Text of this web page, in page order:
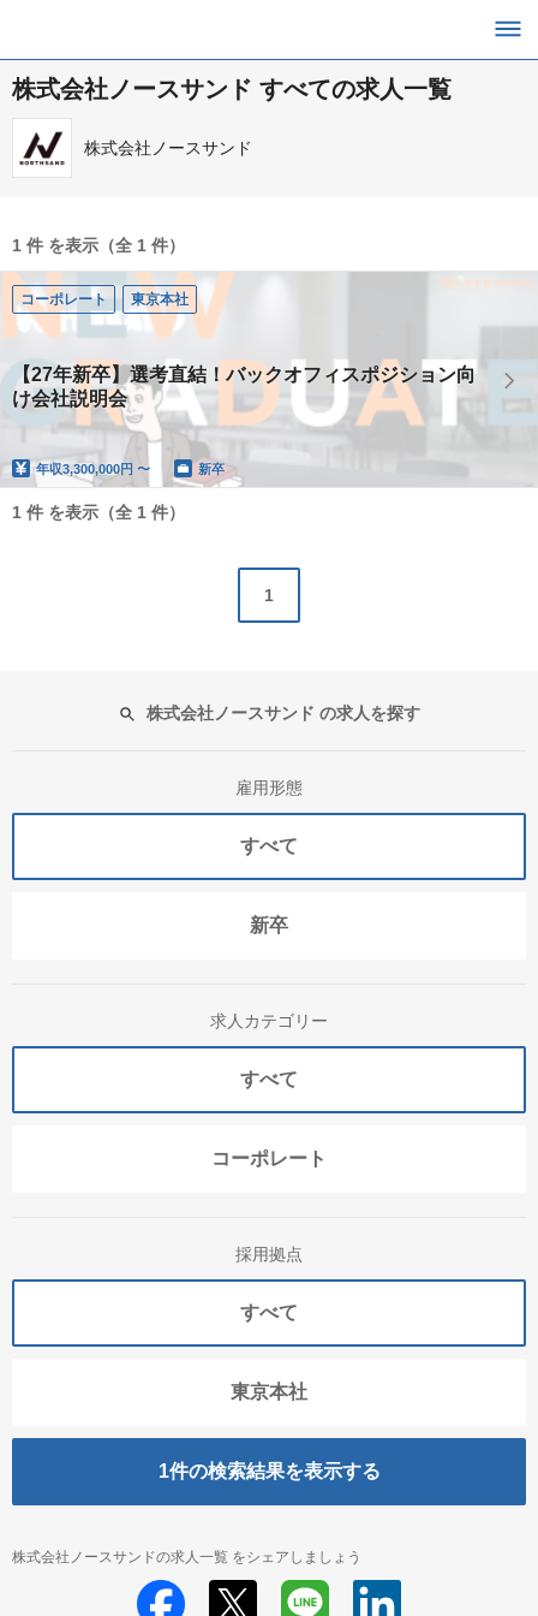
株式会社ノースサンド すべての求人一覧
株式会社ノースサンド
1 件 を表示（全 1 件）
コーポレート 東京本社
【27年新卒】選考直結！バックオフィスポジション向
け会社説明会
年収3,300,000円 〜 新卒
1 件 を表示（全 1 件）
1
株式会社ノースサンド の求人を探す
雇用形態
すべて
新卒
求人カテゴリー
すべて
コーポレート
採用拠点
すべて
東京本社
1件の検索結果を表示する
株式会社ノースサンドの求人一覧 をシェアしましょう